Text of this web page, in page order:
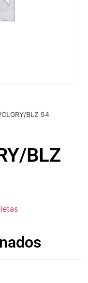
BLZ 54
BLZ